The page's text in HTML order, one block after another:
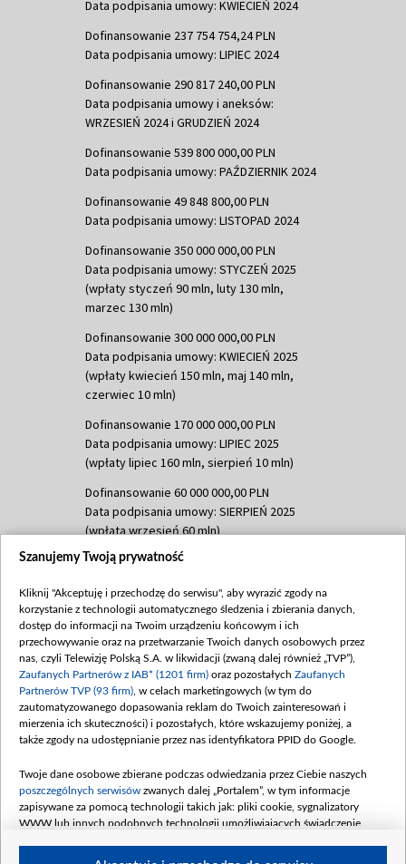
Data podpisania umowy: KWIECIEŃ 2024
Dofinansowanie 237 754 754,24 PLN
Data podpisania umowy: LIPIEC 2024
Dofinansowanie 290 817 240,00 PLN
Data podpisania umowy i aneksów:
WRZESIEŃ 2024 i GRUDZIEŃ 2024
Dofinansowanie 539 800 000,00 PLN
Data podpisania umowy: PAŹDZIERNIK 2024
Dofinansowanie 49 848 800,00 PLN
Data podpisania umowy: LISTOPAD 2024
Dofinansowanie 350 000 000,00 PLN
Data podpisania umowy: STYCZEŃ 2025
(wpłaty styczeń 90 mln, luty 130 mln,
marzec 130 mln)
Dofinansowanie 300 000 000,00 PLN
Data podpisania umowy: KWIECIEŃ 2025
(wpłaty kwiecień 150 mln, maj 140 mln,
czerwiec 10 mln)
Dofinansowanie 170 000 000,00 PLN
Data podpisania umowy: LIPIEC 2025
(wpłaty lipiec 160 mln, sierpień 10 mln)
Dofinansowanie 60 000 000,00 PLN
Data podpisania umowy: SIERPIEŃ 2025
(wpłata wrzesień 60 mln)
Dofinansowanie 635 783 051,21 PLN
(wpłata wrzesień 100 mln, październik 350
mln, listopad 265 mln)
Dofinansowanie 48 862 000,00 PLN
Data podpisania umowy: GRUDZIEŃ 2025
(wpłata grudzień 60,548 mln)
Dofinansowanie 900 000 000,00 PLN
Data podpisania umowy: LUTY 2026 (wpłata
kwiecień 180 mln, 7 maja 180 mln, 8
czerwca 90 mln)
Dofinansowanie 250 000 000,00 PLN
4 sierpnia 250 mln
Szanujemy Twoją prywatność
Kliknij "Akceptuję i przechodzę do serwisu", aby wyrazić zgody na
korzystanie z technologii automatycznego śledzenia i zbierania danych,
dostęp do informacji na Twoim urządzeniu końcowym i ich
przechowywanie oraz na przetwarzanie Twoich danych osobowych przez
nas, czyli Telewizję Polską S.A. w likwidacji (zwaną dalej również „TVP”),
Zaufanych Partnerów z IAB* (1201 firm) oraz pozostałych Zaufanych
Partnerów TVP (93 firm) , w celach marketingowych (w tym do
zautomatyzowanego dopasowania reklam do Twoich zainteresowań i
mierzenia ich skuteczności) i pozostałych, które wskazujemy poniżej, a
także zgody na udostępnianie przez nas identyfikatora PPID do Google.
Twoje dane osobowe zbierane podczas odwiedzania przez Ciebie naszych
poszczególnych serwisów zwanych dalej „Portalem”, w tym informacje
zapisywane za pomocą technologii takich jak: pliki cookie, sygnalizatory
WWW lub innych podobnych technologii umożliwiających świadczenie